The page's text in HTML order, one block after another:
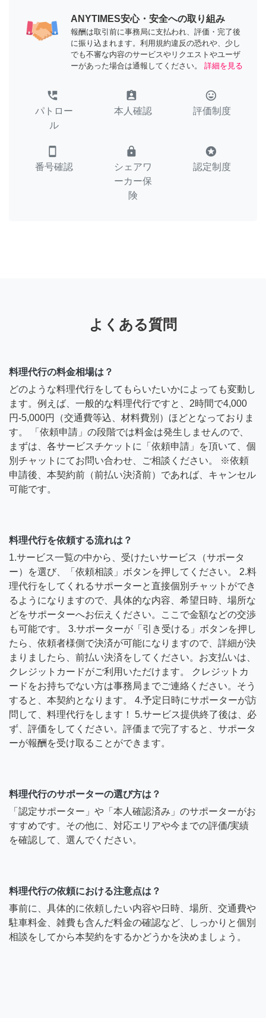
ANYTIMES安心・安全への取り組み
報酬は取引前に事務局に支払われ、評価・完了後
に振り込まれます。利用規約違反の恐れや、少し
でも不審な内容のサービスやリクエストやユーザ
ーがあった場合は通報してください。
詳細を見る
perm_phone_msg
パトロー
ル
assignment_ind
本人確認
tag_faces
評価制度
smartphone
番号確認
lock
シェアワ
ーカー保
険
stars
認定制度
よくある質問
料理代行の料金相場は？
どのような料理代行をしてもらいたいかによっても変動し
ます。例えば、一般的な料理代行ですと、2時間で4,000
円-5,000円（交通費等込、材料費別）ほどとなっておりま
す。 「依頼申請」の段階では料金は発生しませんので、
まずは、各サービスチケットに「依頼申請」を頂いて、個
別チャットにてお問い合わせ、ご相談ください。 ※依頼
申請後、本契約前（前払い決済前）であれば、キャンセル
可能です。
料理代行を依頼する流れは？
1.サービス一覧の中から、受けたいサービス（サポータ
ー）を選び、「依頼相談」ボタンを押してください。 2.料
理代行をしてくれるサポーターと直接個別チャットができ
るようになりますので、具体的な内容、希望日時、場所な
どをサポーターへお伝えください。ここで金額などの交渉
も可能です。 3.サポーターが「引き受ける」ボタンを押し
たら、依頼者様側で決済が可能になりますので、詳細が決
まりましたら、前払い決済をしてください。お支払いは、
クレジットカードがご利用いただけます。 クレジットカ
ードをお持ちでない方は事務局までご連絡ください。そう
すると、本契約となります。 4.予定日時にサポーターが訪
問して、料理代行をします！ 5.サービス提供終了後は、必
ず、評価をしてください。評価まで完了すると、サポータ
ーが報酬を受け取ることができます。
料理代行のサポーターの選び方は？
「認定サポーター」や「本人確認済み」のサポーターがお
すすめです。その他に、対応エリアや今までの評価/実績
を確認して、選んでください。
料理代行の依頼における注意点は？
事前に、具体的に依頼したい内容や日時、場所、交通費や
駐車料金、雑費も含んだ料金の確認など、しっかりと個別
相談をしてから本契約をするかどうかを決めましょう。